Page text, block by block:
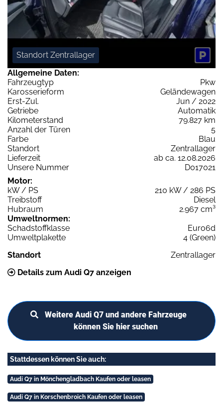
Standort Zentrallager
Allgemeine Daten:
Fahrzeugtyp
Pkw
Karosserieform
Geländewagen
Erst-Zul.
Jun / 2022
Getriebe
Automatik
Kilometerstand
79.827 km
Anzahl der Türen
5
Farbe
Blau
Standort
Zentrallager
Lieferzeit
ab ca. 12.08.2026
Unsere Nummer
D017021
Motor:
kW / PS
210 kW / 286 PS
Treibstoff
Diesel
Hubraum
2.967 cm³
Umweltnormen:
Schadstoffklasse
Euro6d
Umweltplakette
4 (Green)
Standort
Zentrallager
Details zum Audi Q7 anzeigen
Weitere Audi Q7 und andere Fahrzeuge
können Sie hier suchen
Stattdessen können Sie auch:
Audi Q7 in Mönchengladbach Kaufen oder leasen
Audi Q7 in Korschenbroich Kaufen oder leasen